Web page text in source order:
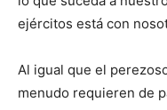
ejércitos está con
Al igual que el
menudo requieren de